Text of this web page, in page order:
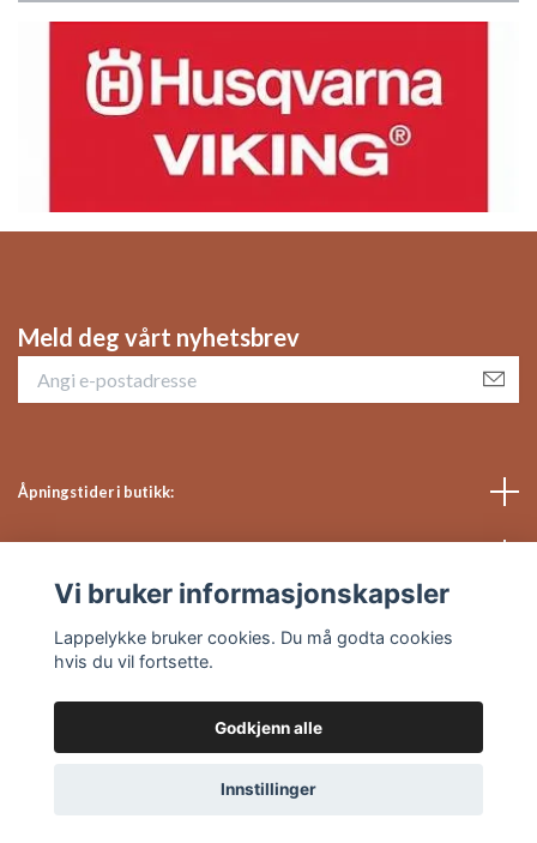
Meld deg vårt nyhetsbrev
Åpningstider i butikk:
© 2026 LappelykkePowered by Quickbutik
Vi bruker informasjonskapsler
Lappelykke bruker cookies. Du må godta cookies
hvis du vil fortsette.
Godkjenn alle
Innstillinger